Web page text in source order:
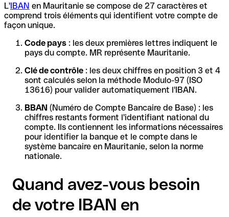
L'IBAN en Mauritanie se compose de 27 caractères et
comprend trois éléments qui identifient votre compte de
façon unique.
Code pays : les deux premières lettres indiquent le
pays du compte. MR représente Mauritanie.
Clé de contrôle : les deux chiffres en position 3 et 4
sont calculés selon la méthode Modulo-97 (ISO
13616) pour valider automatiquement l'IBAN.
BBAN (Numéro de Compte Bancaire de Base) : les
chiffres restants forment l'identifiant national du
compte. Ils contiennent les informations nécessaires
pour identifier la banque et le compte dans le
système bancaire en Mauritanie, selon la norme
nationale.
Quand avez-vous besoin
de votre IBAN en